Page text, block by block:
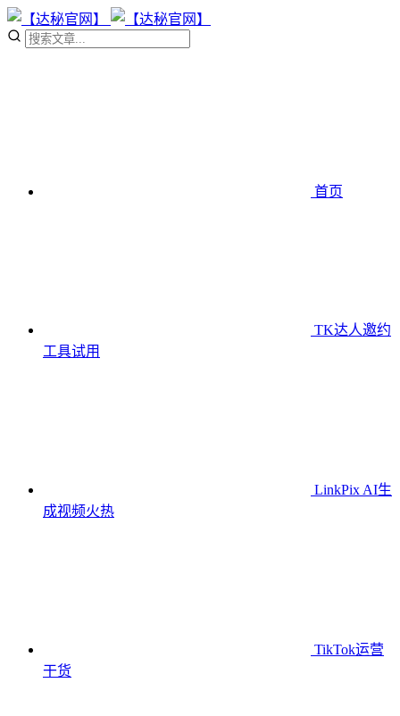
首页
TK达人邀约
工具试用
LinkPix AI生
成视频火热
TikTok运营
干货